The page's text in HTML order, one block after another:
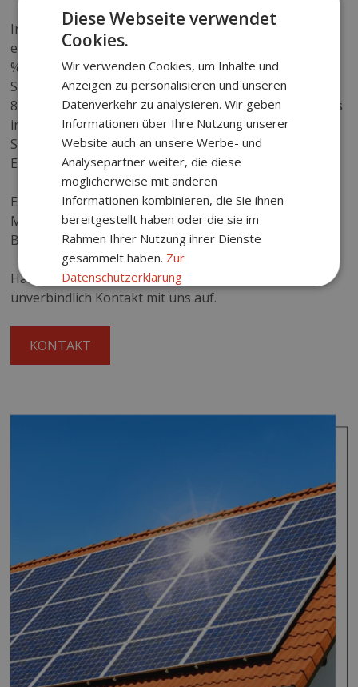
Installieren Sie eine PV Anlage, können Sie ca. 30 % des
erzeugten Solarstroms selbst nutzen. Die restlichen 70
% werden ins Netz eingespeist. Mit einem
Stromspeicher erhöht sich der Eigenverbrauch auf 50–
80 %. Bei der Integration einer Wärmepumpe und eines
intelligenten Energiemanagement-Systems, das
Speicherung und Verbrauch gezielt optimiert, kann die
Eigenverbrauchsquote bis zu 90 % erreichen.
Erste bidirektionale eAutos gibt es inzwischen am
Markt. Es ist die Zukunft, dass das eigene eAuto als
Batteriespeicher in das System integriert wird.
Haben Sie Interesse? Nehmen Sie einfach
unverbindlich Kontakt mit uns auf.
KONTAKT
Diese Webseite verwendet
Cookies.
Wir verwenden Cookies, um Inhalte und
Anzeigen zu personalisieren und unseren
Datenverkehr zu analysieren. Wir geben
Informationen über Ihre Nutzung unserer
Website auch an unsere Werbe- und
Analysepartner weiter, die diese
möglicherweise mit anderen
Informationen kombinieren, die Sie ihnen
bereitgestellt haben oder die sie im
Rahmen Ihrer Nutzung ihrer Dienste
gesammelt haben. Zur
Datenschutzerklärung
erforderlich
ALLE AKZEPTIEREN
ALLE ABLEHNEN
COOKIE-DETAILS EINSEHEN